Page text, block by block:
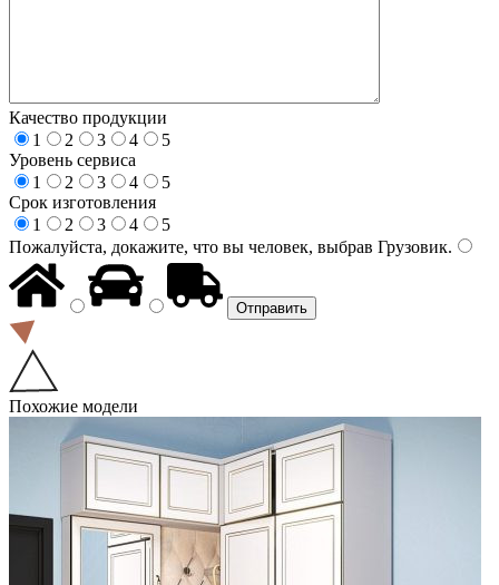
Качество продукции
1
2 3 4
5
Уровень сервиса
1
2 3 4
5
Срок изготовления
1
2 3 4
5
Пожалуйста, докажите, что вы человек, выбрав Грузовик.
Похожие модели